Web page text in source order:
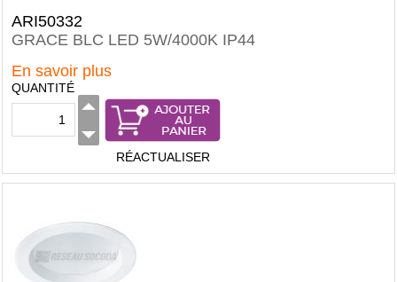
ARI50332
GRACE BLC LED 5W/4000K IP44
En savoir plus
QUANTITÉ
RÉACTUALISER